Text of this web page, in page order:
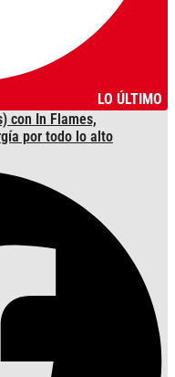
LO ÚLTIMO
con In Flames,
por todo lo alto